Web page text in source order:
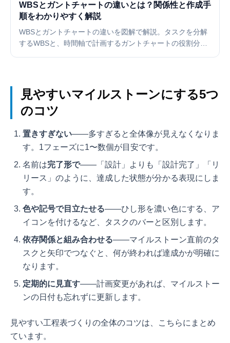
WBSとガントチャートの違いとは？関係性と作成手
順をわかりやすく解説
WBSとガントチャートの違いを図解で解説。タスクを分解
するWBSと、時間軸で計画するガントチャートの役割分
見やすいマイルストーンにする5つ
のコツ
置きすぎない——多すぎると全体像が見えなくなりま
す。1フェーズに1〜数個が目安です。
名前は完了形で——「設計」よりも「設計完了」「リ
リース」のように、達成した状態が分かる表現にしま
す。
色や記号で目立たせる——ひし形を濃い色にする、ア
イコンを付けるなど、タスクのバーと区別します。
依存関係と組み合わせる——マイルストーン直前のタ
スクと矢印でつなぐと、何が終われば達成かが明確に
なります。
定期的に見直す——計画変更があれば、マイルストー
ンの日付も忘れずに更新します。
見やすい工程表づくりの全体のコツは、こちらにまとめ
ています。